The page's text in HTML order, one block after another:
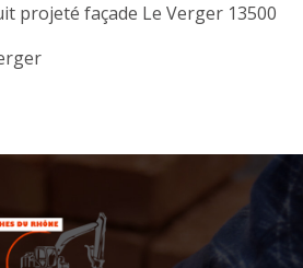
projeté façade Le Verger 13500